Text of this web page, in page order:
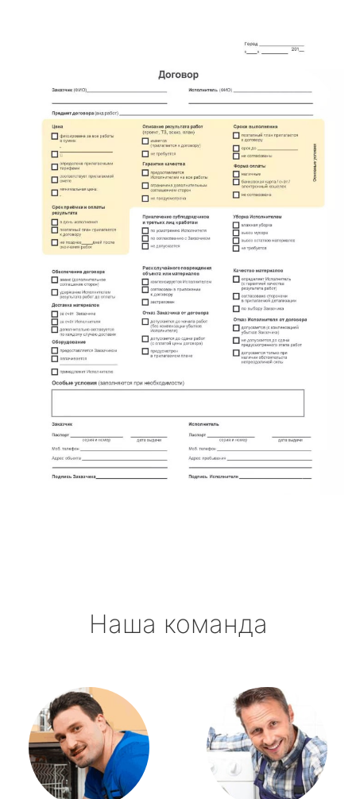
Наша команда